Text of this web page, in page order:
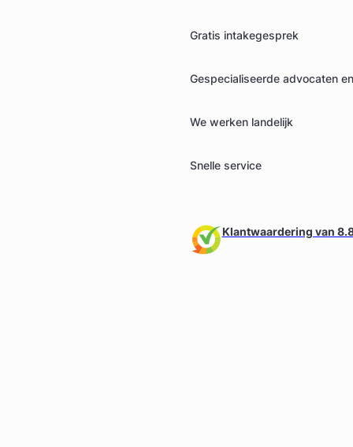
Gratis intakegesprek
Gespecialiseerde advocaten
We werken landelijk
Snelle service
Klantwaardering van